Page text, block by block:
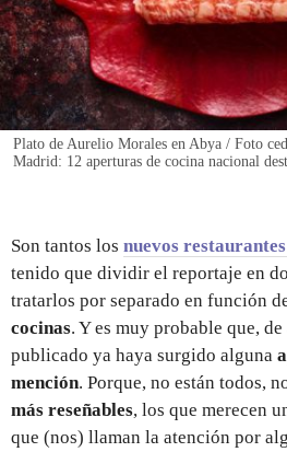
Plato de Aurelio Morales en Abya / Foto
Madrid: 12 aperturas de cocina nacional
Son tantos los nuevos
tenido que dividir el reportaje en
tratarlos por separado en función
cocinas. Y es muy probable que,
publicado ya haya surgido alguna
mención. Porque, no están todos,
más reseñables, los que merecen
que (nos) llaman la atención por